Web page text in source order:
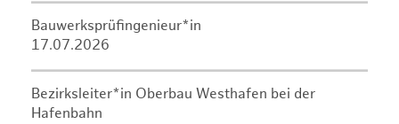
Bauwerksprüfingenieur*in
17.07.2026
Bezirksleiter*in Oberbau Westhafen bei der
Hafenbahn